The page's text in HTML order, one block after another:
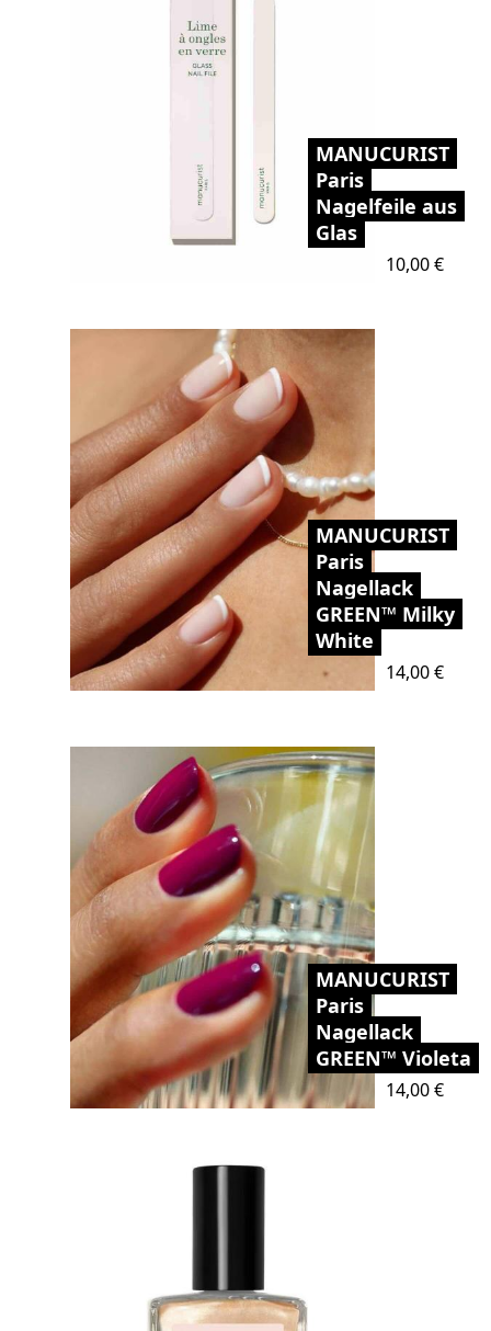
MANUCURIST
Paris
Nagelfeile aus
Glas
Preis
10,00 €
MANUCURIST
Paris
Nagellack
GREEN™ Milky
White
Preis
14,00 €
MANUCURIST
Paris
Nagellack
GREEN™ Violeta
Preis
14,00 €